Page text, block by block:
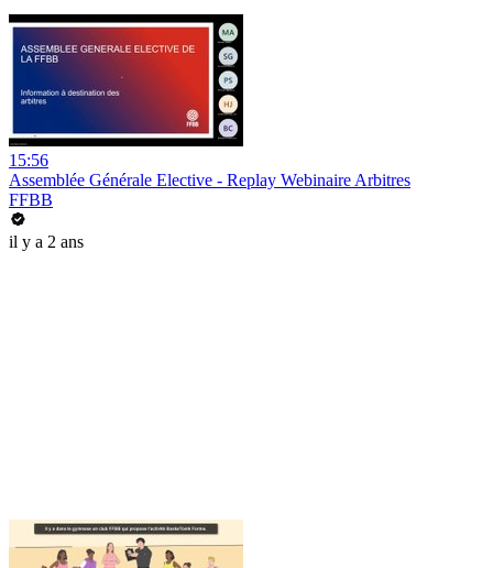
15:56
Assemblée Générale Elective - Replay Webinaire Arbitres
FFBB
il y a 2 ans